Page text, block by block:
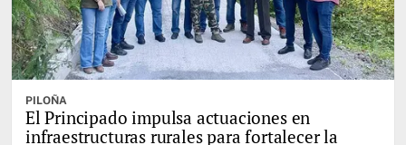
PILOÑA
El Principado impulsa actuaciones en
infraestructuras rurales para fortalecer la